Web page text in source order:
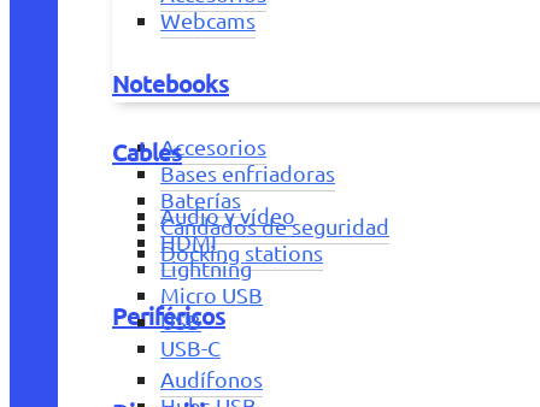
Webcams
Notebooks
Accesorios
Bases enfriadoras
Baterías
Candados de seguridad
Docking stations
Periféricos
Audífonos
Cables
Audio y vídeo
HDMI
Lightning
Micro USB
USB
USB-C